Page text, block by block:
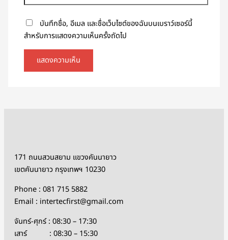
บันทึกชื่อ, อีเมล และชื่อเว็บไซต์ของฉันบนเบราว์เซอร์นี้
สำหรับการแสดงความเห็นครั้งถัดไป
171 ถนนสวนสยาม แขวงคันนายาว
เขตคันนายาว กรุงเทพฯ 10230
Phone : 081 715 5882
Email : intertecfirst@gmail.com
จันทร์-ศุกร์ : 08:30 – 17:30
เสาร์ : 08:30 – 15:30